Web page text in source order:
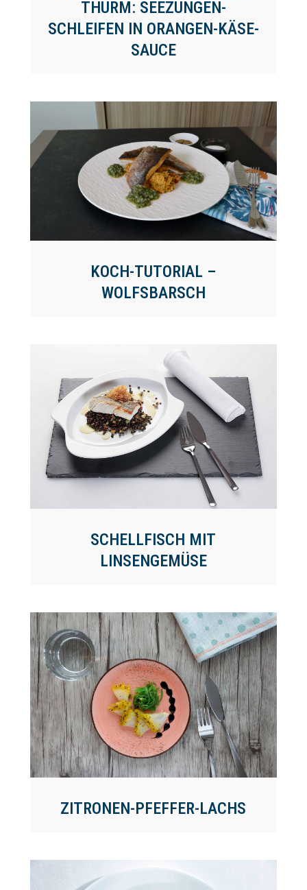
THURM: SEEZUNGEN-
SCHLEIFEN IN ORANGEN-KÄSE-
SAUCE
KOCH-TUTORIAL –
WOLFSBARSCH
SCHELLFISCH MIT
LINSENGEMÜSE
ZITRONEN-PFEFFER-LACHS